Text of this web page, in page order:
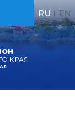
КРАЯ
RU | EN